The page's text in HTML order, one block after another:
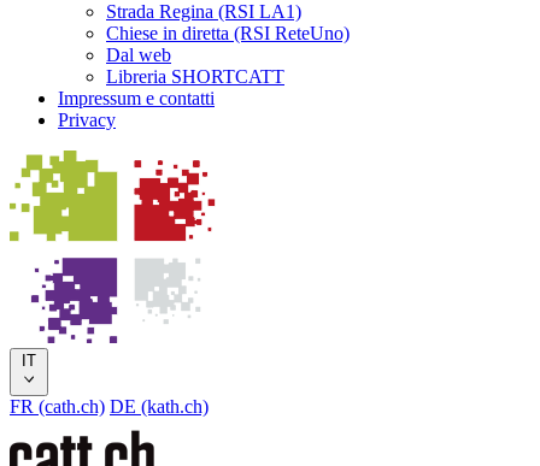
Strada Regina (RSI LA1)
Chiese in diretta (RSI ReteUno)
Dal web
Libreria SHORTCATT
Impressum e contatti
Privacy
IT
FR (cath.ch) DE (kath.ch)